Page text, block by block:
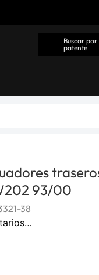
Buscar por
patente
93/00
38